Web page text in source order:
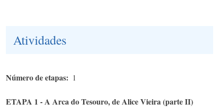
Atividades
Número de etapas 1
ETAPA 1 - A Arca do Tesouro, de Alice Vieira (parte II)